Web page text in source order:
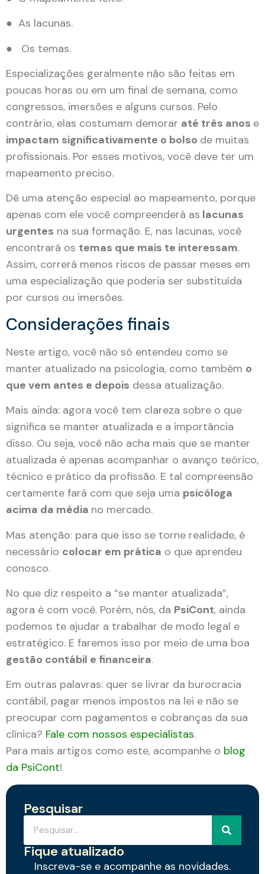
● As lacunas.
● Os temas.
Especializações geralmente não são feitas em
poucas horas ou em um final de semana, como
congressos, imersões e alguns cursos. Pelo
contrário, elas costumam demorar até três anos e
impactam significativamente o bolso de muitas
profissionais. Por esses motivos, você deve ter um
mapeamento preciso.
Dê uma atenção especial ao mapeamento, porque
apenas com ele você compreenderá as lacunas
urgentes na sua formação. E, nas lacunas, você
encontrará os temas que mais te interessam.
Assim, correrá menos riscos de passar meses em
uma especialização que poderia ser substituída
por cursos ou imersões.
Considerações finais
Neste artigo, você não só entendeu como se
manter atualizado na psicologia, como também o
que vem antes e depois dessa atualização.
Mais ainda: agora você tem clareza sobre o que
significa se manter atualizada e a importância
disso. Ou seja, você não acha mais que se manter
atualizada é apenas acompanhar o avanço teórico,
técnico e prático da profissão. E tal compreensão
certamente fará com que seja uma psicóloga
acima da média no mercado.
Mas atenção: para que isso se torne realidade, é
necessário colocar em prática o que aprendeu
conosco.
No que diz respeito a “se manter atualizada”,
agora é com você. Porém, nós, da PsiCont, ainda
podemos te ajudar a trabalhar de modo legal e
estratégico. E faremos isso por meio de uma boa
gestão contábil e financeira.
Em outras palavras: quer se livrar da burocracia
contábil, pagar menos impostos na lei e não se
preocupar com pagamentos e cobranças da sua
clínica? Fale com nossos especialistas.
Para mais artigos como este, acompanhe o blog
da PsiCont!
Pesquisar
Fique atualizado
Inscreva-se e acompanhe as novidades.